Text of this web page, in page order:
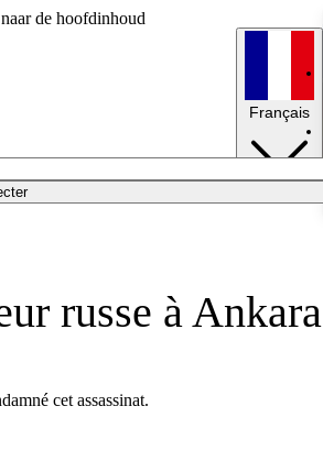
de hoofdinhoud
Français
russe à Ankara
cet assassinat.